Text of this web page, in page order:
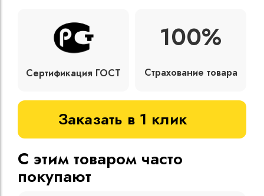
Сертификация ГОСТ
100%
Страхование товара
Заказать в 1 клик
С этим товаром часто
покупают